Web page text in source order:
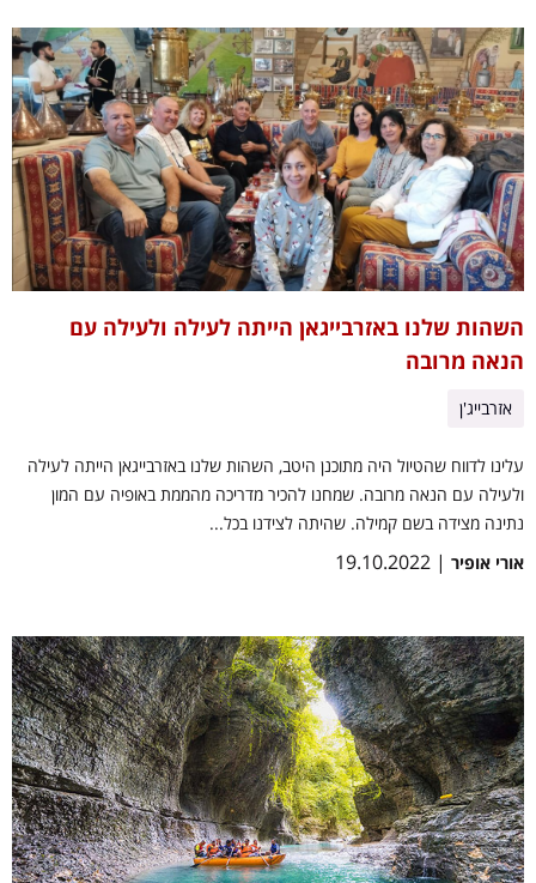
השהות שלנו באזרבייגאן הייתה לעילה ולעילה עם
הנאה מרובה
אזרבייג'ן
עלינו לדווח שהטיול היה מתוכנן היטב, השהות שלנו באזרבייגאן הייתה לעילה
ולעילה עם הנאה מרובה. שמחנו להכיר מדריכה מהממת באופיה עם המון
נתינה מצידה בשם קמילה. שהיתה לצידנו בכל...
אורי אופיר | 19.10.2022